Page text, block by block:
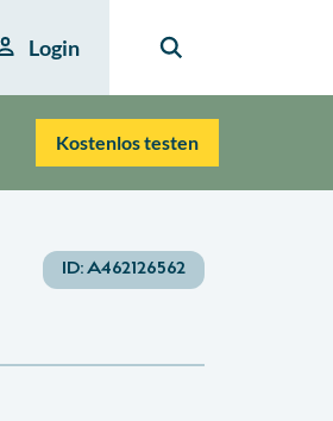
Login
Kostenlos testen
ID:A462126562